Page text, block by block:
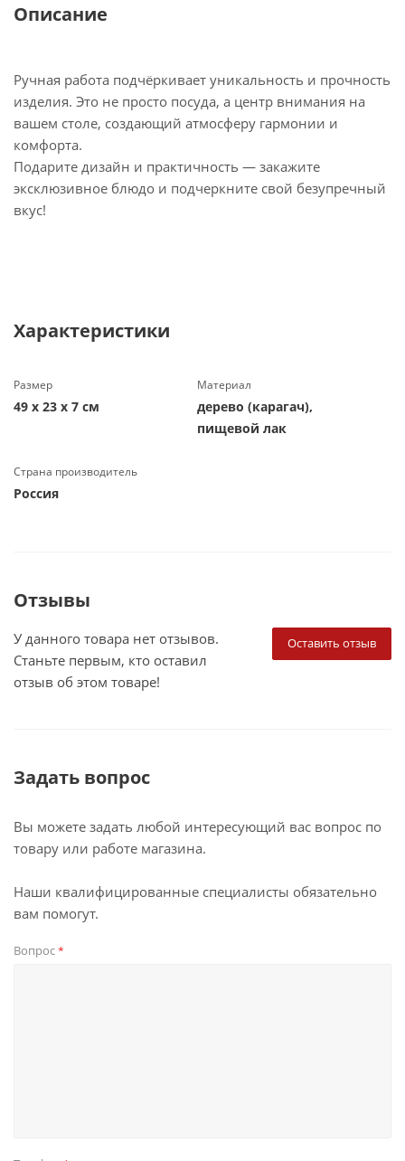
Описание
Ручная работа подчёркивает уникальность и прочность
изделия. Это не просто посуда, а центр внимания на
вашем столе, создающий атмосферу гармонии и
комфорта.
Подарите дизайн и практичность — закажите
эксклюзивное блюдо и подчеркните свой безупречный
вкус!
Характеристики
Размер
49 х 23 х 7 см
Материал
дерево (карагач),
пищевой лак
Страна производитель
Россия
Отзывы
Оставить отзыв
У данного товара нет отзывов.
Станьте первым, кто оставил
отзыв об этом товаре!
Задать вопрос
Вы можете задать любой интересующий вас вопрос по
товару или работе магазина.
Наши квалифицированные специалисты обязательно
вам помогут.
Вопрос*